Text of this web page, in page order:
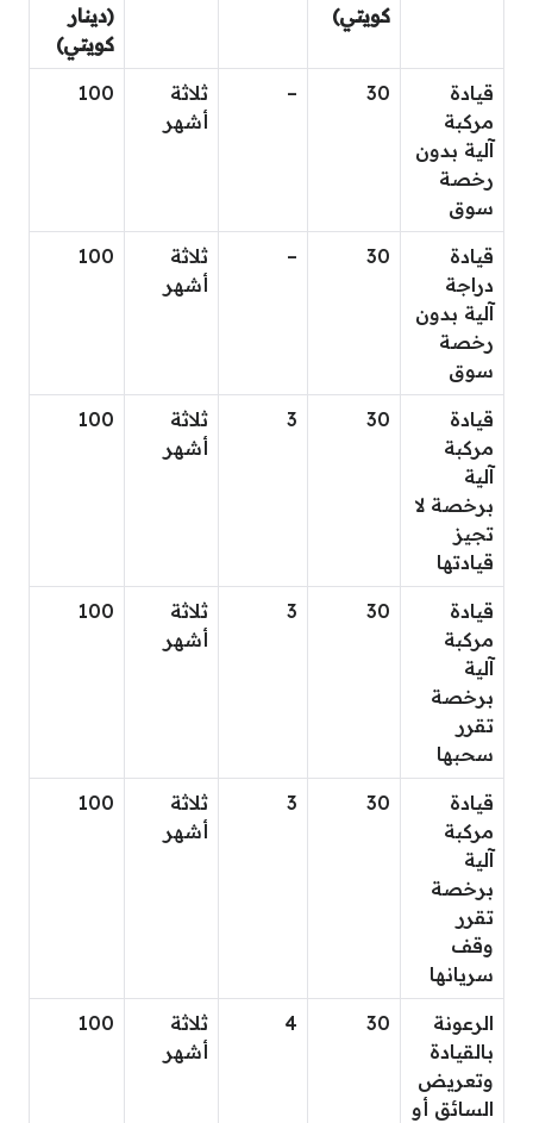
كويتي)
(دينار
كويتي)
قيادة
مركبة
آلية بدون
رخصة
سوق
30
–
ثلاثة
أشهر
100
قيادة
دراجة
آلية بدون
رخصة
سوق
30
–
ثلاثة
أشهر
100
قيادة
مركبة
آلية
برخصة لا
تجيز
قيادتها
30
3
ثلاثة
أشهر
100
قيادة
مركبة
آلية
برخصة
تقرر
سحبها
30
3
ثلاثة
أشهر
100
قيادة
مركبة
آلية
برخصة
تقرر
وقف
سريانها
30
3
ثلاثة
أشهر
100
الرعونة
بالقيادة
وتعريض
السائق أو
30
4
ثلاثة
أشهر
100